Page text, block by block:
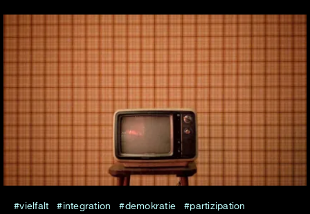
vielfalt integration demokratie
partizipation